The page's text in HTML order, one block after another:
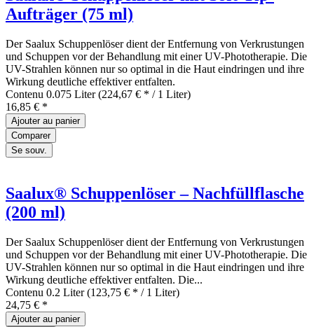
Aufträger (75 ml)
Der Saalux Schuppenlöser dient der Entfernung von Verkrustungen
und Schuppen vor der Behandlung mit einer UV-Phototherapie. Die
UV-Strahlen können nur so optimal in die Haut eindringen und ihre
Wirkung deutliche effektiver entfalten.
Contenu 0.075 Liter(224,67 € * / 1 Liter)
16,85 € *
Ajouter au panier
Comparer
Se souv.
Saalux® Schuppenlöser – Nachfüllflasche
(200 ml)
Der Saalux Schuppenlöser dient der Entfernung von Verkrustungen
und Schuppen vor der Behandlung mit einer UV-Phototherapie. Die
UV-Strahlen können nur so optimal in die Haut eindringen und ihre
Wirkung deutliche effektiver entfalten. Die...
Contenu 0.2 Liter(123,75 € * / 1 Liter)
24,75 € *
Ajouter au panier